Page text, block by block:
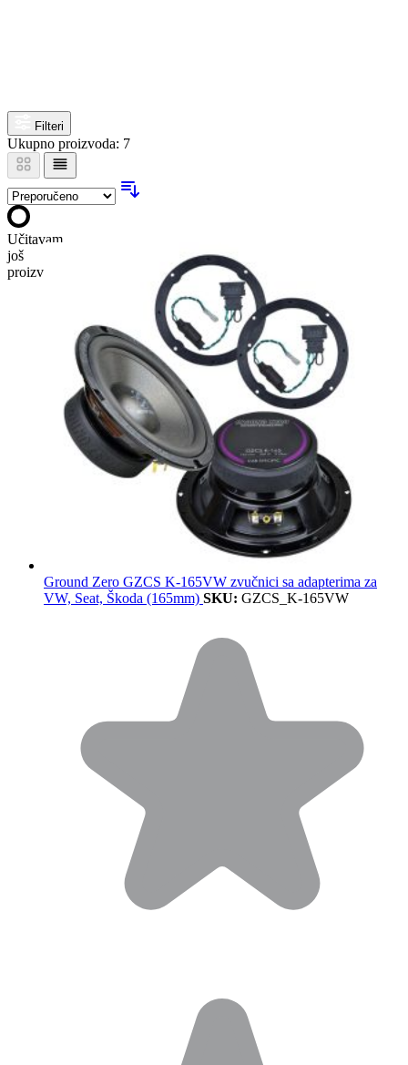
Filteri
Ukupno proizvoda: 7
Učitavam
još
proizvoda…
Ground Zero GZCS K-165VW zvučnici sa adapterima za
VW, Seat, Škoda (165mm) SKU: GZCS_K-165VW